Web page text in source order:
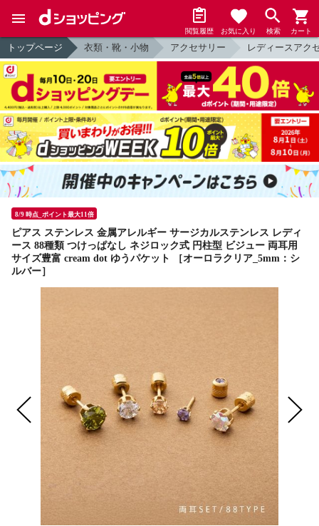
閲覧履歴 お気に入り 検索 カート
トップページ 衣類・靴・小物 アクセサリー レディースアク
8/9 時点_ポイント最大11倍
ピアス ステンレス 金属アレルギー サージカルステンレス レディ
ース 88種類 つけっぱなし ネジロック式 円柱型 ビジュー 両耳用
サイズ豊富 cream dot ゆうパケット ［オーロラクリア_5mm：シ
ルバー］